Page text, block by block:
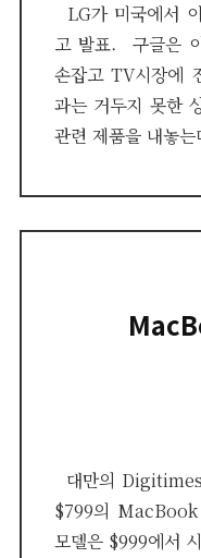
LG가 미국에서
고 발표. 구글은
손잡고 TV시장에
과는 거두지 못한
관련 제품을 내놓
대만의
$799의
모델은 $999에서